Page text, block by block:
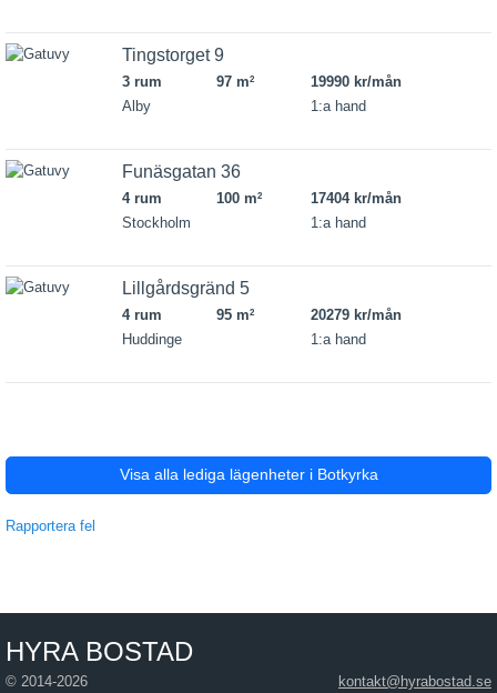
Tingstorget 9
3 rum 97 m2
19990 kr/mån
Alby
1:a hand
Funäsgatan 36
4 rum 100 m2
17404 kr/mån
Stockholm
1:a hand
Lillgårdsgränd 5
4 rum 95 m2
20279 kr/mån
Huddinge
1:a hand
Visa alla lediga lägenheter i Botkyrka
Rapportera fel
HYRA BOSTAD
kontakt@hyrabostad.se
© 2014-2026